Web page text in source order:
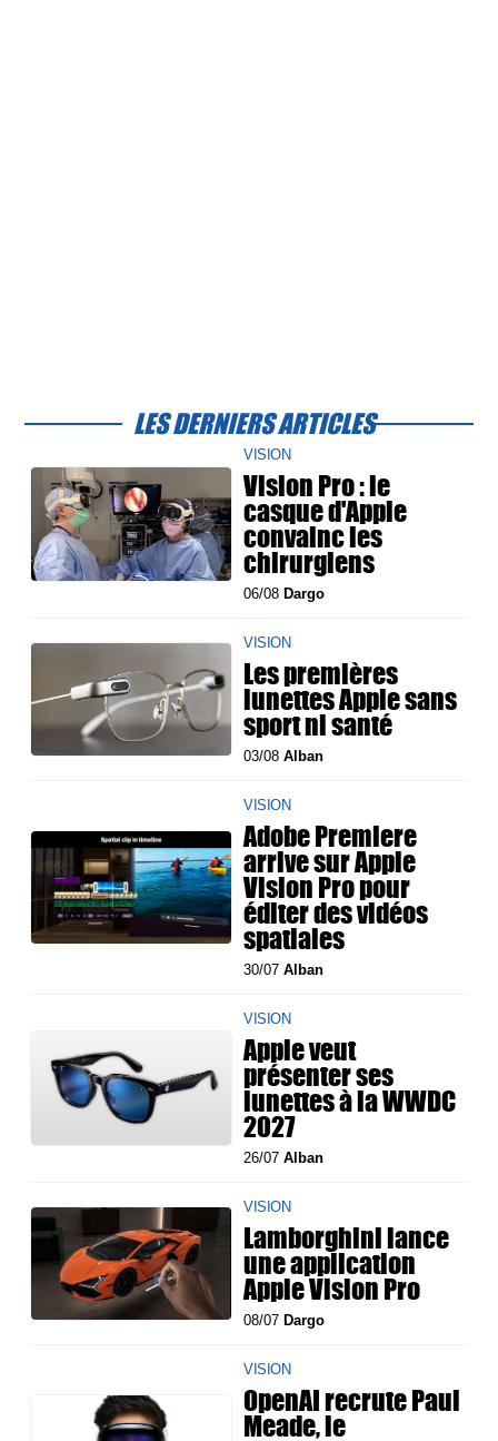
LES DERNIERS ARTICLES
VISION
Vision Pro : le
casque d'Apple
convainc les
chirurgiens
06/08 Dargo
VISION
Les premières
lunettes Apple sans
sport ni santé
03/08Alban
VISION
Adobe Premiere
arrive sur Apple
Vision Pro pour
éditer des vidéos
spatiales
30/07Alban
VISION
Apple veut
présenter ses
lunettes à la WWDC
2027
26/07Alban
VISION
Lamborghini lance
une application
Apple Vision Pro
08/07 Dargo
VISION
OpenAI recrute Paul
Meade, le